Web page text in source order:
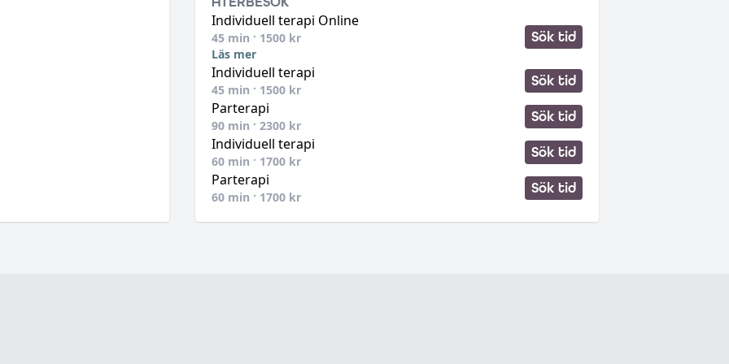
Individuell terapi Online
45 min · 1500 kr
Läs mer
Sök tid
Individuell terapi
45 min · 1500 kr
Sök tid
Parterapi
90 min · 2300 kr
Sök tid
Individuell terapi
60 min · 1700 kr
Sök tid
Parterapi
60 min · 1700 kr
Sök tid